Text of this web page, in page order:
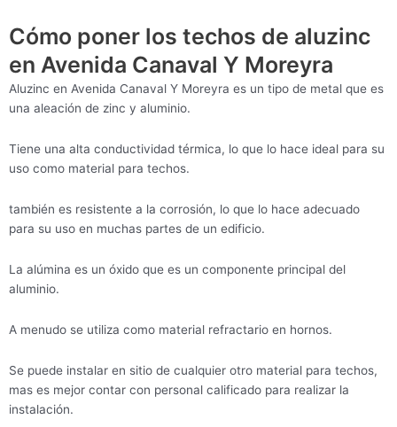
Cómo poner los techos de aluzinc
en Avenida Canaval Y Moreyra
Aluzinc en Avenida Canaval Y Moreyra es un tipo de metal que es
una aleación de zinc y aluminio.
Tiene una alta conductividad térmica, lo que lo hace ideal para su
uso como material para techos.
también es resistente a la corrosión, lo que lo hace adecuado
para su uso en muchas partes de un edificio.
La alúmina es un óxido que es un componente principal del
aluminio.
A menudo se utiliza como material refractario en hornos.
Se puede instalar en sitio de cualquier otro material para techos,
mas es mejor contar con personal calificado para realizar la
instalación.